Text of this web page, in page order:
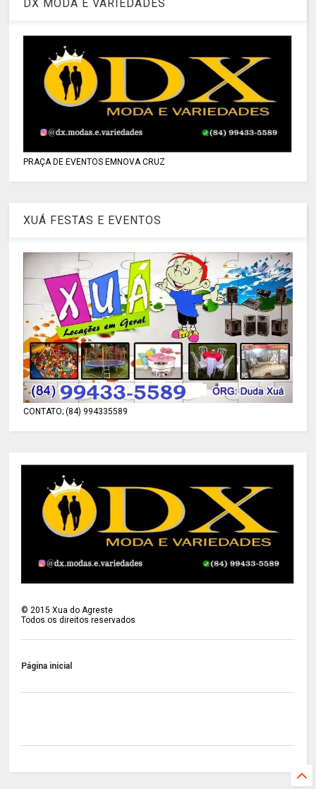
DX MODA E VARIEDADES
PRAÇA DE EVENTOS EMNOVA CRUZ
XUÁ FESTAS E EVENTOS
CONTATO; (84) 994335589
©2015 Xua do Agreste
Todos os direitos reservados
Página inicial